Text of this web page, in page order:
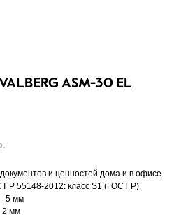
ASM-30 EL
и ценностей дома и в офисе.
Р 55148-2012: класс S1 (ГОСТ Р).
5 мм
2 мм